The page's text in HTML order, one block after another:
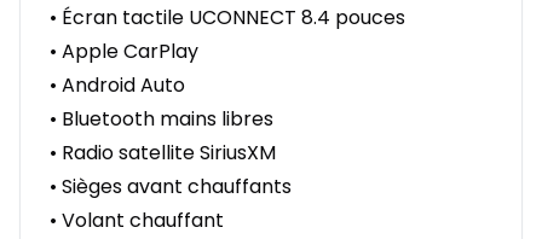
• Écran tactile UCONNECT 8.4 pouces
• Apple CarPlay
• Android Auto
• Bluetooth mains libres
• Radio satellite SiriusXM
• Sièges avant chauffants
• Volant chauffant